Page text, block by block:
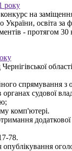
року
на
України, освіта
- протягом
спрямування з
судової
комп'ютері.
78.
опублікування